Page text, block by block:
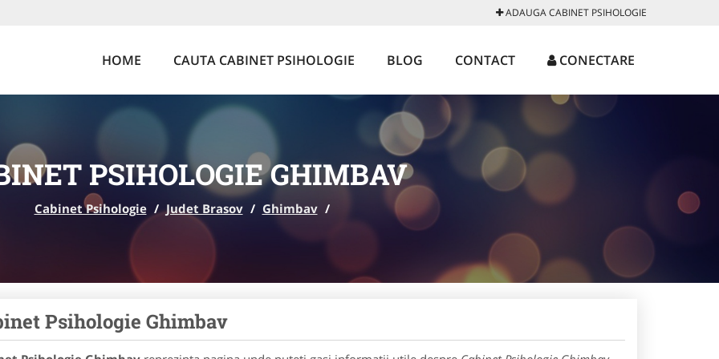
ADAUGA CABINET PSIHOLOGIE
HOME CAUTA CABINET PSIHOLOGIE BLOG CONTACT CONECTARE
PSIHOLOGIE GHIMBAV
Cabinet Psihologie / Judet Brasov / Ghimbav /
Psihologie Ghimbav